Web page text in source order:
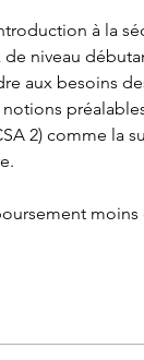
à la
de niveau
aux besoins
2) comme la
moins